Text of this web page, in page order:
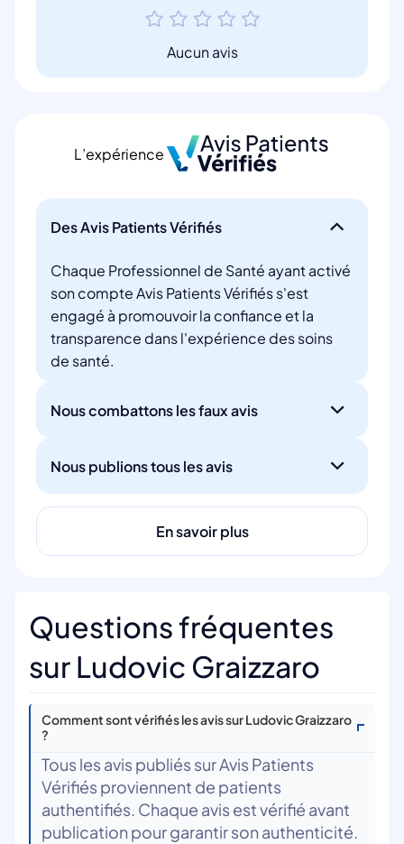
Aucun avis
L’expérience
Des Avis Patients Vérifiés
Chaque Professionnel de Santé ayant activé
son compte Avis Patients Vérifiés s'est
engagé à promouvoir la confiance et la
transparence dans l'expérience des soins
de santé.
Nous combattons les faux avis
Nous publions tous les avis
En savoir plus
Questions fréquentes
sur Ludovic Graizzaro
Comment sont vérifiés les avis sur Ludovic Graizzaro
?
Tous les avis publiés sur Avis Patients
Vérifiés proviennent de patients
authentifiés. Chaque avis est vérifié avant
publication pour garantir son authenticité.